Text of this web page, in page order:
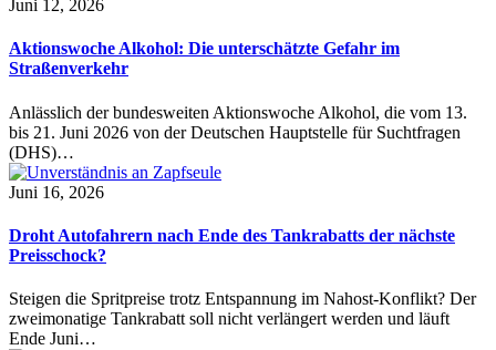
Juni 12, 2026
Aktionswoche Alkohol: Die unterschätzte Gefahr im
Straßenverkehr
Anlässlich der bundesweiten Aktionswoche Alkohol, die vom 13.
bis 21. Juni 2026 von der Deutschen Hauptstelle für Suchtfragen
(DHS)…
Juni 16, 2026
Droht Autofahrern nach Ende des Tankrabatts der nächste
Preisschock?
Steigen die Spritpreise trotz Entspannung im Nahost-Konflikt? Der
zweimonatige Tankrabatt soll nicht verlängert werden und läuft
Ende Juni…